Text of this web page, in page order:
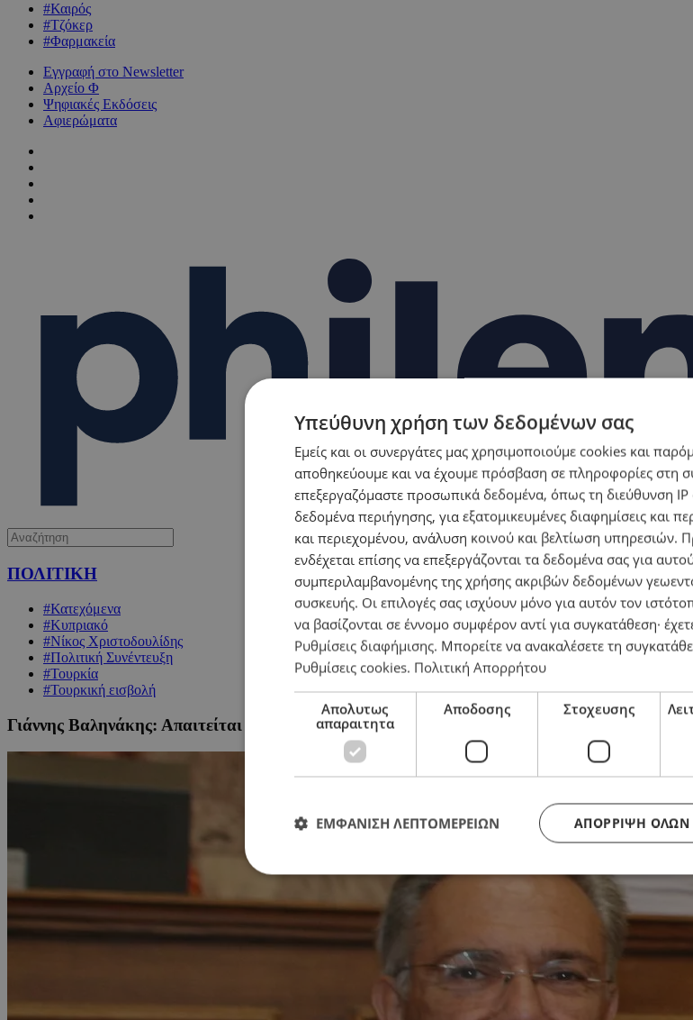
#Καιρός
#Τζόκερ
#Φαρμακεία
Εγγραφή στο Newsletter
Αρχείο Φ
Ψηφιακές Εκδόσεις
Αφιερώματα
ΠΟΛΙΤΙΚΗ
#Κατεχόμενα
#Κυπριακό
#Νίκος Χριστοδουλίδης
#Πολιτική Συνέντευξη
#Τουρκία
#Τουρκική εισβολή
Γιάννης Βαληνάκης: Απαιτείται μια νέα στρατηγική του Ελληνισμού πιο αποτελεσματική,
Υπεύθυνη χρήση των δεδομένων σας
Εμείς και οι συνεργάτες μας χρησιμοποιούμε cookies και
αποθηκεύουμε και να έχουμε πρόσβαση σε πληροφορίες στη
επεξεργαζόμαστε προσωπικά δεδομένα, όπως τη διεύθυνση IP
δεδομένα περιήγησης, για εξατομικευμένες διαφημίσεις και
και περιεχομένου, ανάλυση κοινού και βελτίωση υπηρεσιών.
ενδέχεται επίσης να επεξεργάζονται τα δεδομένα σας για
συμπεριλαμβανομένης της χρήσης ακριβών δεδομένων
συσκευής. Οι επιλογές σας ισχύουν μόνο για αυτόν τον
να βασίζονται σε έννομο συμφέρον αντί για συγκατάθεση·
Ρυθμίσεις διαφήμισης. Μπορείτε να ανακαλέσετε τη
Ρυθμίσεις cookies. Πολιτική Απορρήτου
Απολυτως
απαραιτητα
Αποδοσης Στοχευσης
ΑΠΌΡΡΙΨΗ ΌΛΩΝ
ΕΜΦΑΝΙΣΗ ΛΕΠΤΟΜΕΡΕΙΩΝ